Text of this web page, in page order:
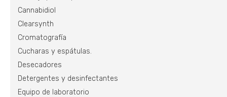
Cannabidiol
Clearsynth
Cromatografía
Cucharas y espátulas.
Desecadores
Detergentes y desinfectantes
Equipo de laboratorio